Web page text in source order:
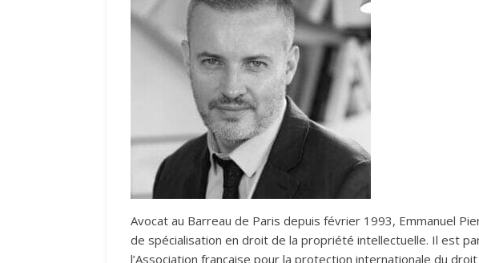
Avocat au Barreau de Paris depuis février 1993, Emmanuel
de spécialisation en droit de la propriété intellectuelle. Il est
l’Association française pour la protection internationale du